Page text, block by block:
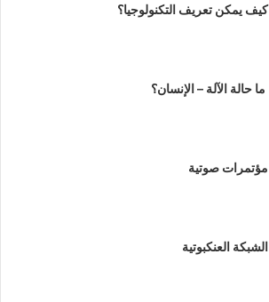
كيف يمكن تعريف التكنولوجيا؟
ما حالة الآلة – الإنسان؟
مؤتمرات صوتية
الشبكة العنكبوتية